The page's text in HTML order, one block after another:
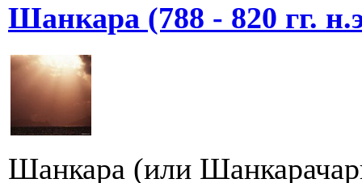
Шанкара (788 - 820 гг.
Шанкара (или